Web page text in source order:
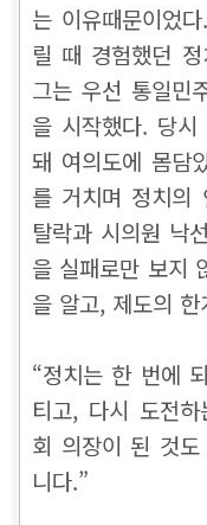
는 이유때문이었
릴 때 경험했던
그는 우선 통일민
을 시작했다. 당
돼 여의도에 몸담
를 거치며 정치의
탈락과 시의원 낙
을 실패로만 보지
을 알고, 제도의
“정치는 한 번에
티고, 다시 도전
회 의장이 된 것
니다.”